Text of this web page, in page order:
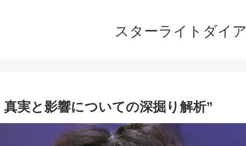
スターライトダイア
実と影響についての深掘り解析”